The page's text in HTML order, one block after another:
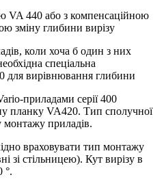
VA 440 або з компенсаційною
зміну глибини вирізу
коли хоча б один з них
спеціальна
для вирівнювання глибини
приладами серії 400
планку VA420. Тип сполучної
монтажу приладів.
враховувати тип монтажу
зі стільницею). Кут вирізу в
°.